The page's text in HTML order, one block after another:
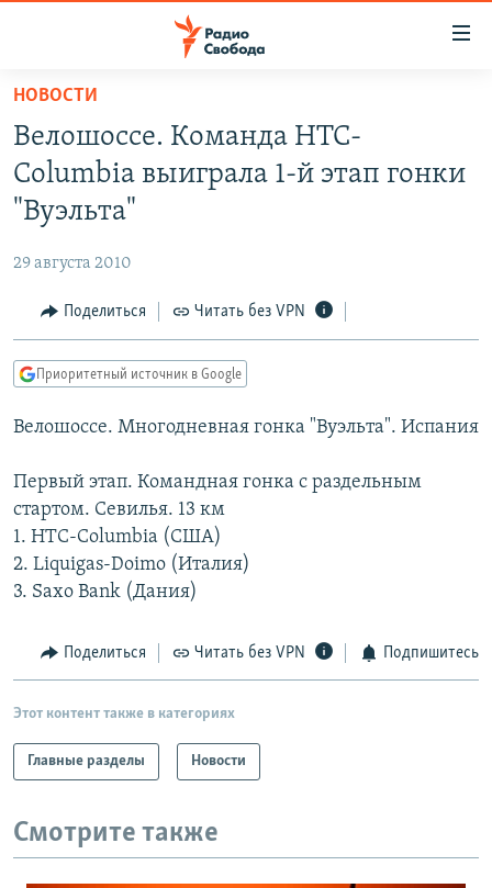
упрощенного
доступа
Вернуться
основному
Вернутся
Вернутся
поиску
ПОДКАСТЫ
АВТОРСКИЕ ПРОЕКТЫ
МНЕНИЯ
КУЛЬТУРА
КАВКАЗ.РЕАЛИИ
СЕВЕР.РЕАЛИИ
СИБИРЬ.РЕАЛИИ
РАСПИСАНИЕ ВЕЩАНИЯ
ПОДПИШИТЕСЬ НА РАССЫЛКУ
Все сайты РСЕ/РС
НОВОСТИ
Велошоссе. Команда HTC-
Columbia выиграла 1-й этап гонки
"Вуэльта"
29 августа 2010
Поделиться Читать без VPN
Приоритетный источник в Google
Велошоссе. Многодневная гонка "Вуэльта". Испания
Первый этап. Командная гонка с раздельным
стартом. Севилья. 13 км
1. HTC-Columbia (США)
2. Liquigas-Doimo (Италия)
3. Saxo Bank (Дания)
Поделиться Читать без VPN Подпишитесь
Этот контент также в категориях
Главные разделы Новости
Смотрите также